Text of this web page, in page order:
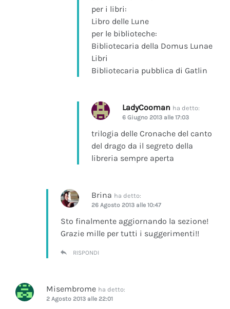
per i libri:
Libro delle Lune
per le biblioteche:
Bibliotecaria della Domus Lunae
Libri
Bibliotecaria pubblica di Gatlin
LadyCooman ha detto:
6 Giugno 2013 alle 17:03
trilogia delle Cronache del canto
del drago da il segreto della
libreria sempre aperta
Brina ha detto:
26 Agosto 2013 alle 10:47
Sto finalmente aggiornando la sezione!
Grazie mille per tutti i suggerimenti!!
RISPONDI
Misembrome ha detto:
2 Agosto 2013 alle 22:01